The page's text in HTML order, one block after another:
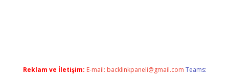
Reklam ve İletişim: E-mail: backlinkpaneli@gmail.com Teams: